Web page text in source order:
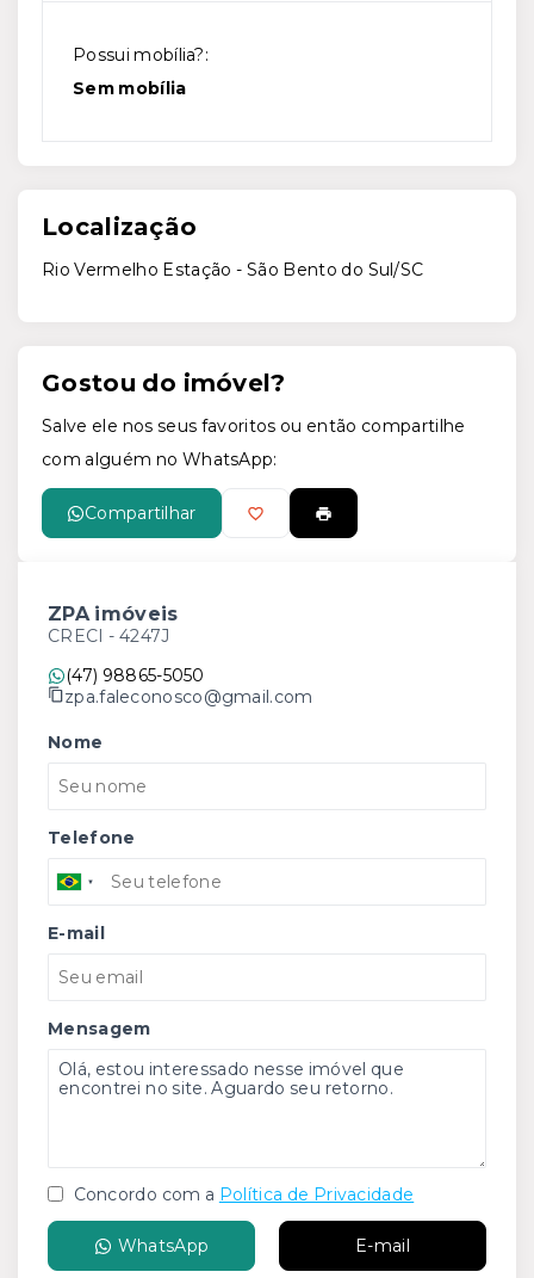
Possui mobília?:
Sem mobília
Localização
Rio Vermelho Estação - São Bento do Sul/SC
Gostou do imóvel?
Salve ele nos seus favoritos ou então compartilhe
com alguém no WhatsApp:
Compartilhar
ZPA imóveis
CRECI - 4247J
(47) 98865-5050
zpa.faleconosco@gmail.com
Nome
Telefone
E-mail
Mensagem
Concordo com a Política de Privacidade
WhatsApp E-mail